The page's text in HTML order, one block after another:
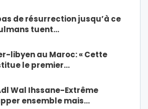
de résurrection jusqu’à ce
tuent…
libyen au Maroc: « Cette
le premier…
Wal Ihssane-Extrême
ensemble mais…